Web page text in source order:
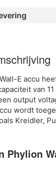
E accu
van
output
wordt
Kreidler,
Phylion